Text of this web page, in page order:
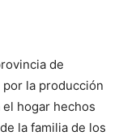
de
la producción
hogar hechos
la familia de los